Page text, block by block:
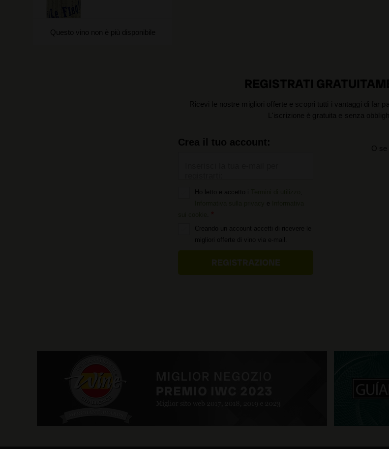
Questo vino non è più disponibile
REGISTRATI
Ricevi le nostre migliori offerte e scopri tutti i vantaggi di far
L'iscrizione è gratuita e senza
Crea il tuo account:
Ho letto e accetto i
Creando un account accetti di ricevere le
migliori offerte di vino via e-mail.
O se